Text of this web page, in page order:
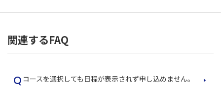
関連するFAQ
Q コースを選択しても日程が表示されず申し込めません。